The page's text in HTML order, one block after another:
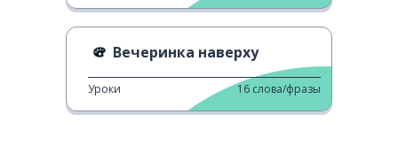
Вечеринка наверху
Уроки 16 слова/фразы